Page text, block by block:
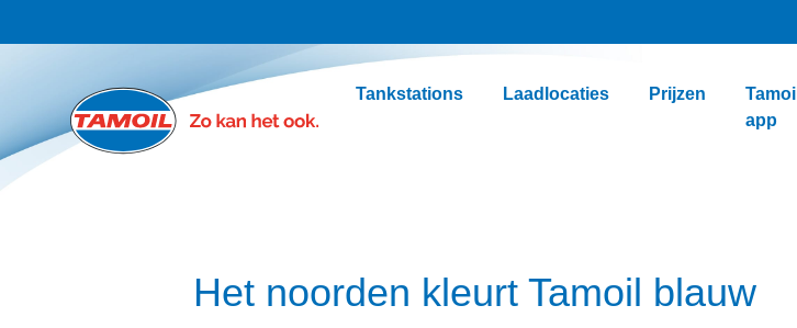
Ga naar hoofdinhoud
Tankstations Laadlocaties Prijzen
Tamoil
app
Het noorden kleurt Tamoil blauw